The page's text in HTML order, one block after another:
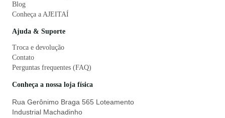
Blog
Conheça a AJEITAÍ
Ajuda & Suporte
Troca e devolução
Contato
Perguntas frequentes (FAQ)
Conheça a nossa loja física
Rua Gerônimo Braga 565 Loteamento
Industrial Machadinho